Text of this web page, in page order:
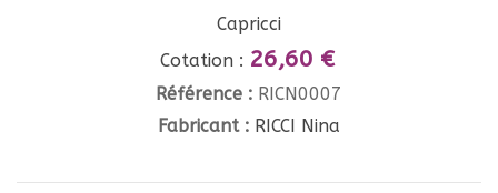
Capricci
Cotation : 26,60 €
Référence : RICN0007
Fabricant : RICCI Nina